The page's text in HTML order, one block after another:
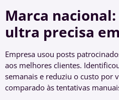
Marca
ultra precisa
Empresa usou posts
aos melhores clientes.
semanais e reduziu o custo por
comparado às tentativas